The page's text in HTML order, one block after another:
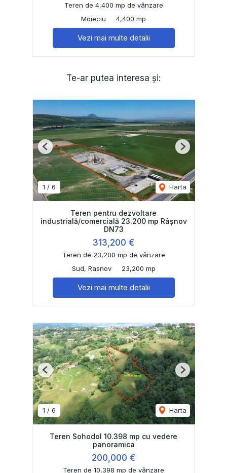
Teren de 4,400 mp de vânzare
Moieciu
4,400 mp
Vezi mai multe detalii
Te-ar putea interesa și:
1 / 6 Harta
Previous Next
Teren pentru dezvoltare
industrială/comercială 23.200 mp Râșnov
DN73
313,200 €
Teren de 23,200 mp de vânzare
Sud, Rasnov
23,200 mp
Vezi mai multe detalii
1 / 6 Harta
Previous Next
Teren Sohodol 10.398 mp cu vedere
panoramica
200,000 €
Teren de 10,398 mp de vânzare